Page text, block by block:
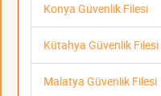
Konya Güvenlik Filesi
Kütahya Güvenlik Filesi
Malatya Güvenlik Filesi